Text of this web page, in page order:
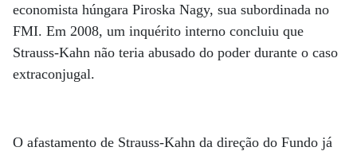
economista húngara Piroska Nagy, sua subordinada no
FMI. Em 2008, um inquérito interno concluiu que
Strauss-Kahn não teria abusado do poder durante o caso
extraconjugal.
O afastamento de Strauss-Kahn da direção do Fundo já